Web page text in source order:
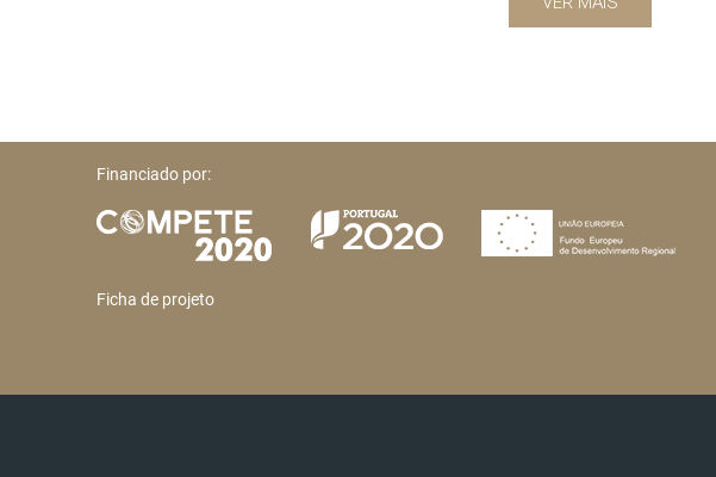
Financiado por:
Ficha de projeto